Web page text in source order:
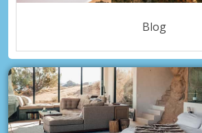
Blog